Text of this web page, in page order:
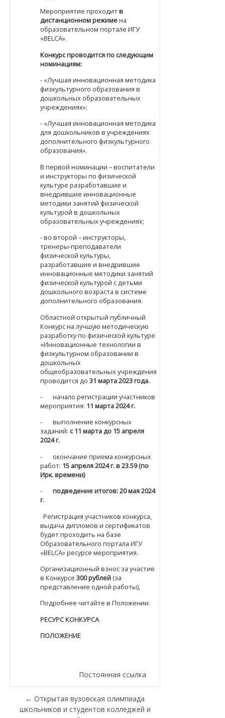
Мероприятие проходитв
дистанционном режимена
образовательном портале ИГУ
«BELCA».
Конкурс проводится по следующим
номинациям:
- «Лучшая инновационная методика
физкультурного образования в
дошкольных образовательных
учреждениях»;
- «Лучшая инновационная методика
для дошкольников в учреждениях
дополнительного физкультурного
образования».
В первой номинации – воспитатели
и инструкторы по физической
культуре разработавшие и
внедрившие инновационные
методики занятий физической
культурой в дошкольных
образовательных учреждениях;
- во второй – инструкторы,
тренеры-преподаватели
физической культуры,
разработавшие и внедрившие
инновационные методики занятий
физической культурой с детьми
дошкольного возраста в системе
дополнительного образования.
Областной открытый публичный
Конкурс на лучшую методическую
разработку по физической культуре
«Инновационные технологии в
физкультурном образовании в
дошкольных
общеобразовательныхучреждениях»
проводится до 31 марта 2023 года.
- начало регистрации участников
мероприятия: 11 марта 2024 г.
- выполнение конкурсных
заданий: с 11 марта до 15 апреля
2024 г.
- окончание приема конкурсных
работ: 15 апреля 2024 г. в 23.59 (по
Ирк. времени)
- подведение итогов: 20мая 2024
г.
Регистрация участников конкурса,
выдача дипломов и сертификатов
будет проходить на базе
Образовательного портала ИГУ
«BELCA» ресурсе мероприятия.
Организационный взнос за участие
в Конкурсе 300 рублей(за
представление одной работы),
Подробнее читайте в Положении.
РЕСУРС КОНКУРСА
ПОЛОЖЕНИЕ
Постоянная ссылка
← Открытая вузовская олимпиада
школьников и студентов колледжей и